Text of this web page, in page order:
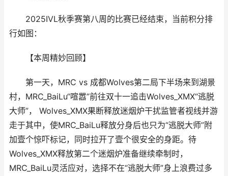
2025IVL秋季赛第八周的比赛已经结束，当前积分排
行如图：
【本周精妙回顾】
第一天，MRC vs 成都Wolves第二局下半场来到湖景
村，MRC_BaiLu“喧嚣”前往双十一追击Wolves_XMX“逃脱
大师”， Wolves_XMX果断释放迷烟炉干扰监管者视线并游
走于其中，使MRC_BaiLu释放分身后也只为“逃脱大师”附
加壹个惊吓标记，同时拉开了壹个很安全的身距。待
Wolves_XMX释放第二个迷烟炉准备继续牵制时，
MRC_BaiLu灵活应对，选择不在“逃脱大师”身上浪费过多